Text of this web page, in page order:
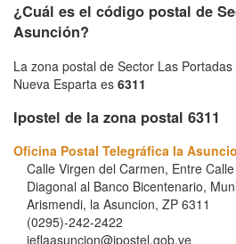
¿Cuál es el código postal de
Asunción?
La zona postal de Sector Las
Nueva Esparta es 6311
Ipostel de la zona postal 6311
Oficina Postal Telegráfica la
Calle Virgen del Carmen, Entre
Diagonal al Banco Bicentenario,
Arismendi, la Asuncion, ZP 6311
(0295)-242-2422
jeflaasuncion@ipostel.gob.ve